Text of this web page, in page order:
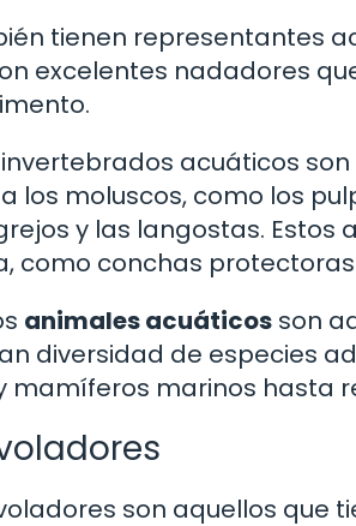
tienen representantes
excelentes nadadores
invertebrados acuáticos
los moluscos, como los
y las langostas.
como conchas
animales acuáticos son
diversidad de especies
mamíferos marinos hasta
son aquellos que